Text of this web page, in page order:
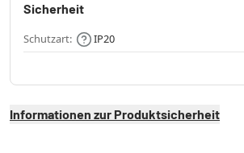
Sicherheit
Schutzart: IP20
Informationen zur Produktsicherheit